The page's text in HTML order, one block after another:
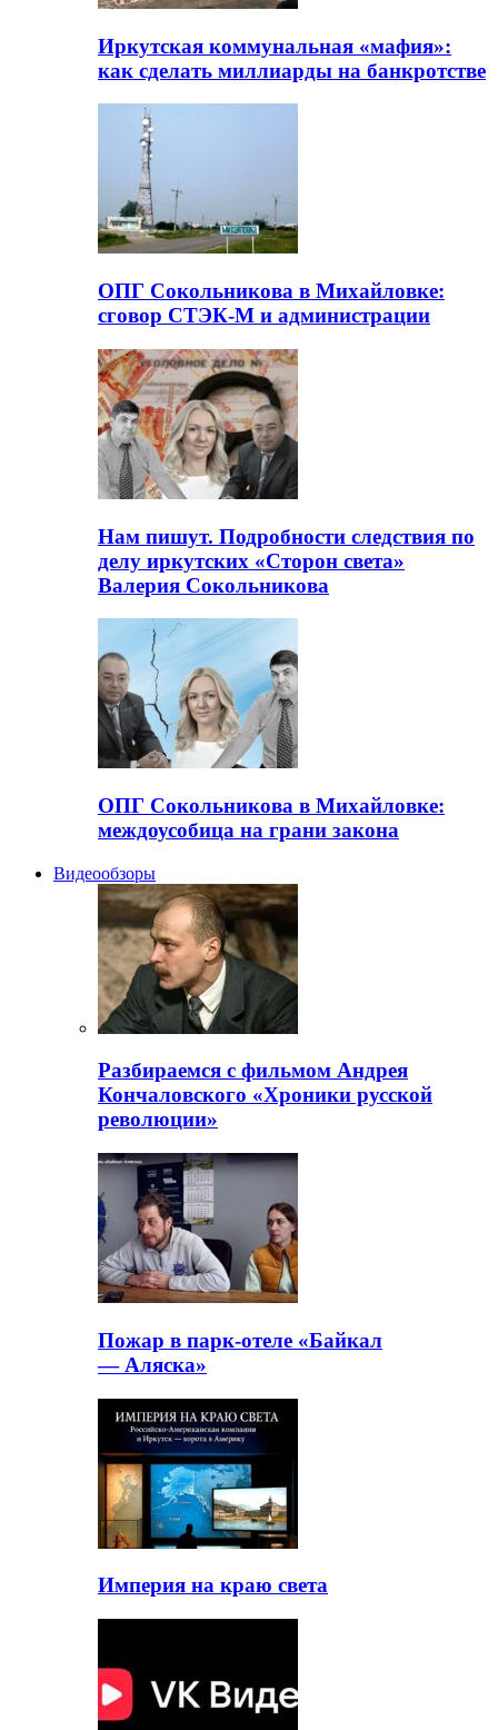
Иркутская коммунальная «мафия»:
как сделать миллиарды на банкротстве
ОПГ Сокольникова в Михайловке:
сговор СТЭК-М и администрации
Нам пишут. Подробности следствия по
делу иркутских «Сторон света»
Валерия Сокольникова
ОПГ Сокольникова в Михайловке:
междоусобица на грани закона
Видеообзоры
Разбираемся с фильмом Андрея
Кончаловского «Хроники русской
революции»
Пожар в парк-отеле «Байкал
— Аляска»
Империя на краю света